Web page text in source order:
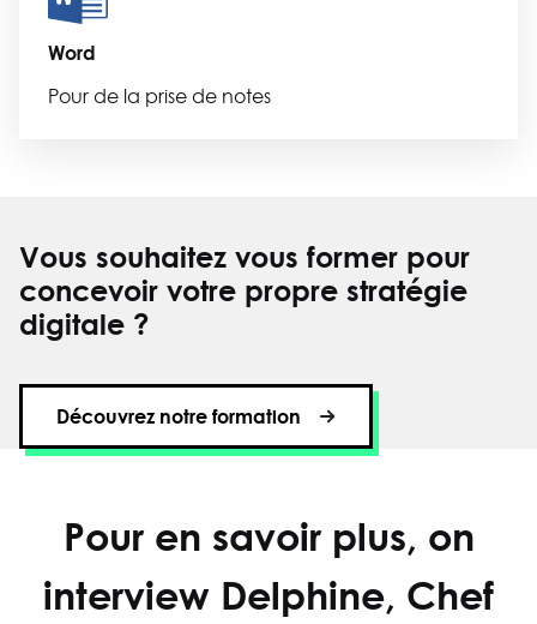
Word
Pour de la prise de notes
Vous souhaitez vous former pour
concevoir votre propre stratégie
digitale ?
Découvrez notre formation
Pour en savoir plus, on
interview Delphine, Chef